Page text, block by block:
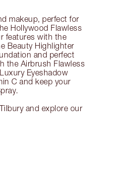
makeup, perfect for
Hollywood Flawless
features with the
Beauty Highlighter
and perfect
the Airbrush Flawless
Eyeshadow
C and keep your
and explore our